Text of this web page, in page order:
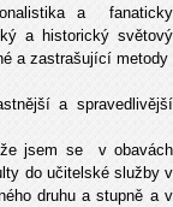
a fanaticky
a historický světový
a zastrašující metody
a spravedlivější
jsem se v obavách
do učitelské služby v
druhu a stupně a v